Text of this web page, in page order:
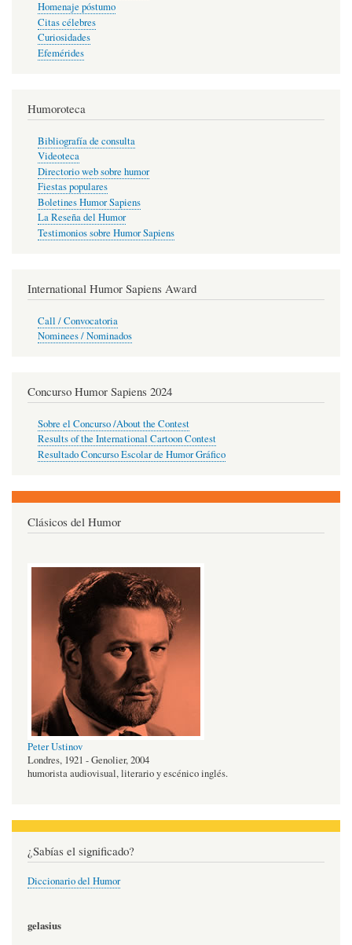
Homenaje póstumo
Citas célebres
Curiosidades
Efemérides
Humoroteca
Bibliografía de consulta
Videoteca
Directorio web sobre humor
Fiestas populares
Boletines Humor Sapiens
La Reseña del Humor
Testimonios sobre Humor Sapiens
International Humor Sapiens Award
Call / Convocatoria
Nominees / Nominados
Concurso Humor Sapiens 2024
Sobre el Concurso /About the Contest
Results of the International Cartoon Contest
Resultado Concurso Escolar de Humor Gráfico
Clásicos del Humor
Peter Ustinov
Londres, 1921 - Genolier, 2004
humorista audiovisual, literario y escénico inglés.
¿Sabías el significado?
Diccionario del Humor
gelasius